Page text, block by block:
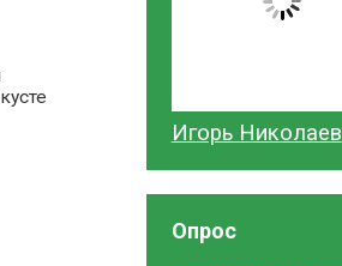
Игорь Николаев
Опрос